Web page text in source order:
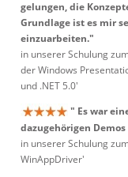
gelungen, die
Grundlage ist es mir
einzuarbeiten."
in unserer Schulung
der Windows
und .NET 5.0'
" Es war
dazugehörigen
in unserer Schulung
WinAppDriver'